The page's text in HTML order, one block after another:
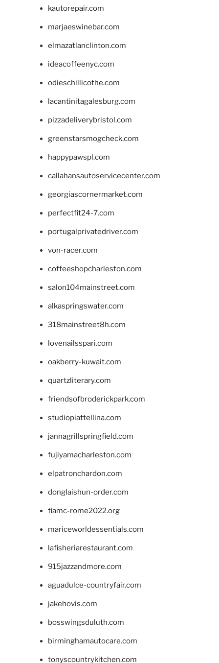
kautorepair.com
marjaeswinebar.com
elmazatlanclinton.com
ideacoffeenyc.com
odieschillicothe.com
lacantinitagalesburg.com
pizzadeliverybristol.com
greenstarsmogcheck.com
happypawspl.com
callahansautoservicecenter.com
georgiascornermarket.com
perfectfit24-7.com
portugalprivatedriver.com
von-racer.com
coffeeshopcharleston.com
salon104mainstreet.com
alkaspringswater.com
318mainstreet8h.com
lovenailsspari.com
oakberry-kuwait.com
quartzliterary.com
friendsofbroderickpark.com
studiopiattellina.com
jannagrillspringfield.com
fujiyamacharleston.com
elpatronchardon.com
donglaishun-order.com
fiamc-rome2022.org
mariceworldessentials.com
lafisheriarestaurant.com
915jazzandmore.com
aguadulce-countryfair.com
jakehovis.com
bosswingsduluth.com
birminghamautocare.com
tonyscountrykitchen.com